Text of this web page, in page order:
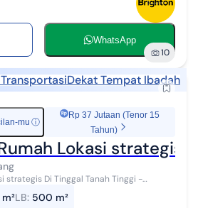
WhatsApp
10
Dekat Tempat Ibadah
mu ⓘ
Rp 37 Jutaan (Tenor 15
Tahun)
Lokasi strategis
strategis Di Tinggal Tanah Tinggi -
m²LB: 500 m²